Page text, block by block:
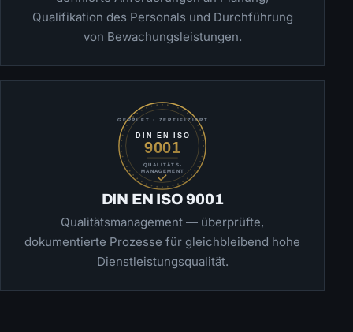
Qualifikation des Personals und Durchführung
von Bewachungsleistungen.
DIN EN ISO 9001
Qualitätsmanagement — überprüfte,
dokumentierte Prozesse für gleichbleibend hohe
Dienstleistungsqualität.